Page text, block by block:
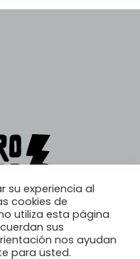
su experiencia al
cookies de
utiliza esta página
sus
nos ayudan
para usted.